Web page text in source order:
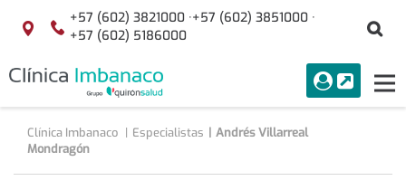
Saltar al contenido
Localización
+57 (602) 3821000 ·+57 (602) 3851000 ·
+57 (602) 5186000
menuAcceso
Buscar
Clínica Imbanaco Especialistas
Andrés Villarreal
Mondragón